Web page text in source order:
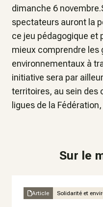
dimanche 6
spectateurs auront la
ce jeu pédagogique
mieux comprendre les
environnementaux à
initiative sera par
territoires, au sein des
ligues de la
Sur le
Article Solidarité et